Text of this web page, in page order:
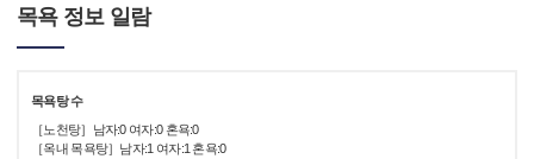
목욕 정보 일람
목욕탕 수
［노천탕］남자:0 여자:0 혼욕:0
［옥내 목욕탕］남자:1 여자:1 혼욕:0